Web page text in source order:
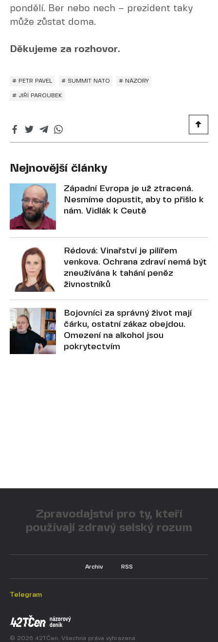
pondělí. Ber nebo nech – prezident taky
může zůstat doma.
Děkujeme za rozhovor.
# PETR PAVEL # SUMMIT NATO # NÁZORY
# JIŘÍ PAROUBEK
Nejnovější články
Západní Evropa je už ztracená.
Nesmíme dopustit, aby to přišlo k
nám. Vidlák k Ceutě
Rédová: Vinařství je pilířem
venkova. Ochrana zdraví nemá být
zneužívána k tahání peněz
živnostníků
Bojovníci za správný život mají
čárku, ostatní zákaz obejdou.
Omezení na alkohol jsou
pokrytectvím
Zpravodajství pro ty, kteří
používají zdravý selský rozum
Archiv RSS
© 2026 42TČen. Všechna práva vyhrazena.
Telegram